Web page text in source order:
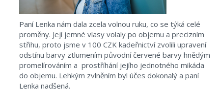
Paní Lenka nám dala zcela volnou ruku, co se týká celé
proměny. Její jemné vlasy volaly po objemu a precizním
střihu, proto jsme v 100 CZK kadeřnictví zvolili upravení
odstínu barvy ztlumením původní červené barvy hnědým
promelírováním a prostříhání jejího jednotného mikáda
do objemu. Lehkým zvlněním byl účes dokonalý a paní
Lenka nadšená.